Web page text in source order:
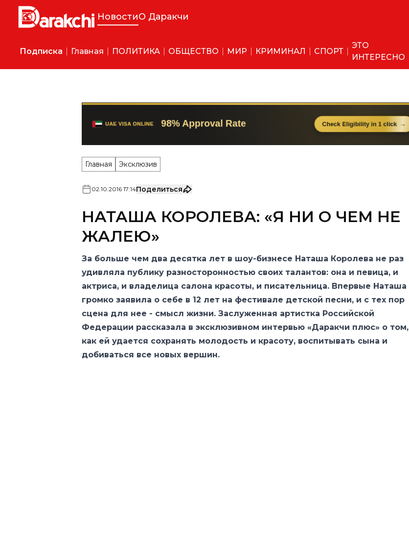
НовостиО Даракчи
Подписка Главная ПОЛИТИКА ОБЩЕСТВО МИР КРИМИНАЛ СПОРТ
ЭТО
ИНТЕРЕСНО
Главная Эксклюзив
02 10 2016 17:14Поделиться
НАТАША КОРОЛЕВА: «Я НИ О ЧЕМ НЕ
ЖАЛЕЮ»
За больше чем два десятка лет в шоу-бизнесе Наташа Королева не раз
удивляла публику разносторонностью своих талантов: она и певица, и
актриса, и владелица салона красоты, и писательница. Впервые Наташа
громко заявила о себе в 12 лет на фестивале детской песни, и с тех пор
сцена для нее - смысл жизни. Заслуженная артистка Российской
Федерации рассказала в эксклюзивном интервью «Даракчи плюс» о том,
как ей удается сохранять молодость и красоту, воспитывать сына и
добиваться все новых вершин.